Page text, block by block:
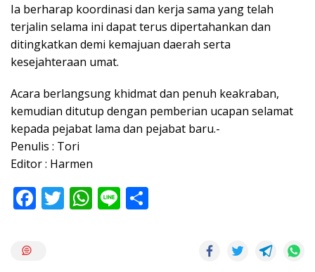
Ia berharap koordinasi dan kerja sama yang telah
terjalin selama ini dapat terus dipertahankan dan
ditingkatkan demi kemajuan daerah serta
kesejahteraan umat.
Acara berlangsung khidmat dan penuh keakraban,
kemudian ditutup dengan pemberian ucapan selamat
kepada pejabat lama dan pejabat baru.-
Penulis : Tori
Editor : Harmen
F T W Li